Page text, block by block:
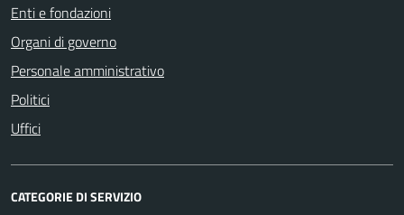
Enti e fondazioni
Organi di governo
Personale amministrativo
Politici
Uffici
CATEGORIE DI SERVIZIO